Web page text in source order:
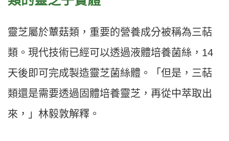
靈芝屬於蕈菇類，重要的營養成分被稱為三萜
類。現代技術已經可以透過液體培養菌絲，14
天後即可完成製造靈芝菌絲體。「但是，三萜
類還是需要透過固體培養靈芝，再從中萃取出
來，」林毅敦解釋。